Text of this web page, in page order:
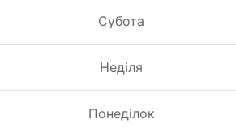
Субота
Неділя
Понеділок